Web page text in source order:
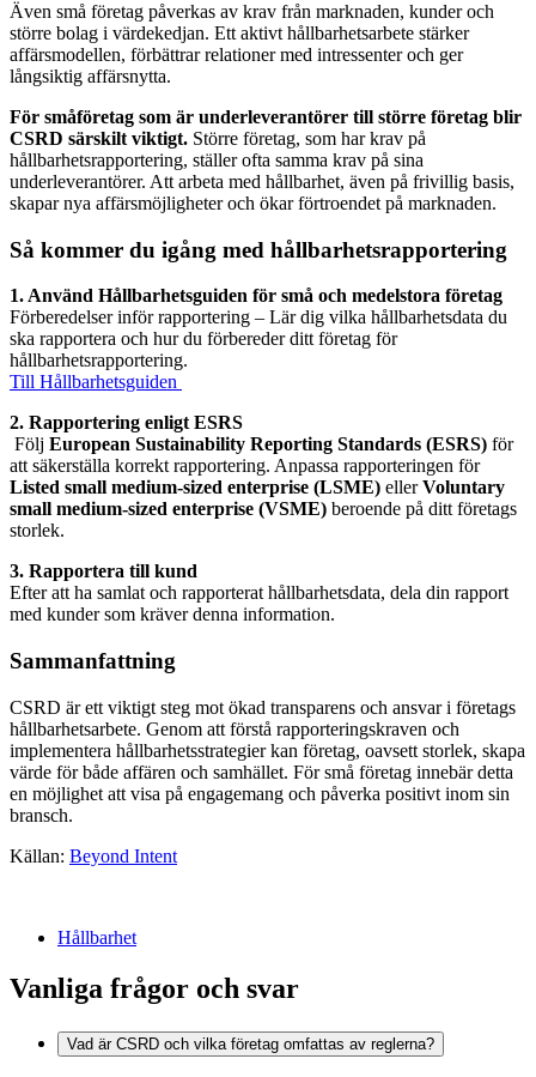
Även små företag påverkas av krav från marknaden, kunder och
större bolag i värdekedjan. Ett aktivt hållbarhetsarbete stärker
affärsmodellen, förbättrar relationer med intressenter och ger
långsiktig affärsnytta.
För småföretag som är underleverantörer till större företag blir
CSRD särskilt viktigt. Större företag, som har krav på
hållbarhetsrapportering, ställer ofta samma krav på sina
underleverantörer. Att arbeta med hållbarhet, även på frivillig basis,
skapar nya affärsmöjligheter och ökar förtroendet på marknaden.
Så kommer du igång med hållbarhetsrapportering
1. Använd Hållbarhetsguiden för små och medelstora företag
Förberedelser inför rapportering – Lär dig vilka hållbarhetsdata du
ska rapportera och hur du förbereder ditt företag för
hållbarhetsrapportering.
Till Hållbarhetsguiden
2. Rapportering enligt ESRS
Följ European Sustainability Reporting Standards (ESRS) för
att säkerställa korrekt rapportering. Anpassa rapporteringen för
Listed small medium-sized enterprise (LSME) ellerVoluntary
small medium-sized enterprise (VSME) beroende på ditt företags
storlek.
3. Rapportera till kund
Efter att ha samlat och rapporterat hållbarhetsdata, dela din rapport
med kunder som kräver denna information.
Sammanfattning
CSRD är ett viktigt steg mot ökad transparens och ansvar i företags
hållbarhetsarbete. Genom att förstå rapporteringskraven och
implementera hållbarhetsstrategier kan företag, oavsett storlek, skapa
värde för både affären och samhället. För små företag innebär detta
en möjlighet att visa på engagemang och påverka positivt inom sin
bransch.
Källan: Beyond Intent
Hållbarhet
Vanliga frågor och svar
Vad är CSRD och vilka företag omfattas av reglerna?